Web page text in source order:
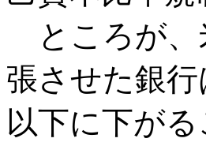
ところが、
張させた銀
以下に下が